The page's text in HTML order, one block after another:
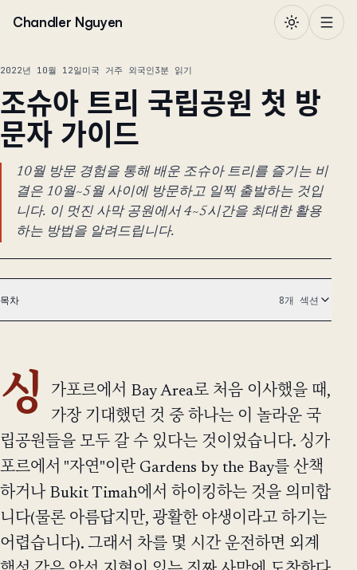
Chandler Nguyen
2022년 10월 12일미국 거주 외국인3분 읽기
조슈아 트리 국립공원 첫 방
문자 가이드
10월 방문 경험을 통해 배운 조슈아 트리를 즐기는 비
결은 10월~5월 사이에 방문하고 일찍 출발하는 것입
니다. 이 멋진 사막 공원에서 4~5시간을 최대한 활용
하는 방법을 알려드립니다.
목차 8개 섹션
싱
가포르에서 Bay Area로 처음 이사했을 때,
가장 기대했던 것 중 하나는 이 놀라운 국
립공원들을 모두 갈 수 있다는 것이었습니다. 싱가
포르에서 "자연"이란 Gardens by the Bay를 산책
하거나 Bukit Timah에서 하이킹하는 것을 의미합
니다(물론 아름답지만, 광활한 야생이라고 하기는
어렵습니다). 그래서 차를 몇 시간 운전하면 외계